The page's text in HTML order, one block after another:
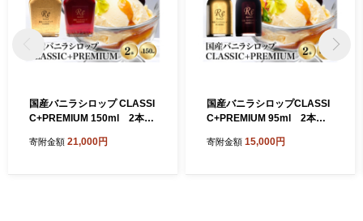
国産バニラシロップ CLASSI
C+PREMIUM 150ml 2本セ
寄附金額 21,000円
国産バニラシロップCLASSI
C+PREMIUM 95ml 2本セ
寄附金額 15,000円